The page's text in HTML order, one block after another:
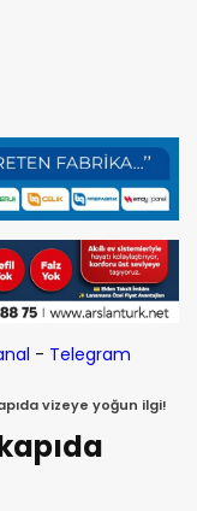
- Telegram
vizeye yoğun ilgi!